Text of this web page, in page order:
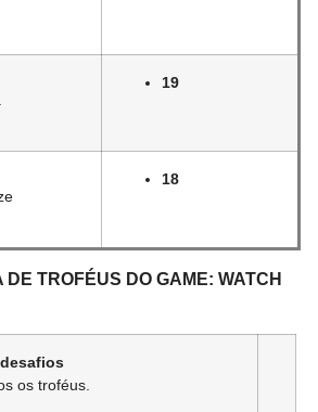
19
18
DE TROFÉUS DO GAME: WATCH
os troféus.